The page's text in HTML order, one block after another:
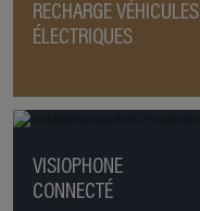
RECHARGE VÉHICULES
ÉLECTRIQUES
VISIOPHONE
CONNECTÉ